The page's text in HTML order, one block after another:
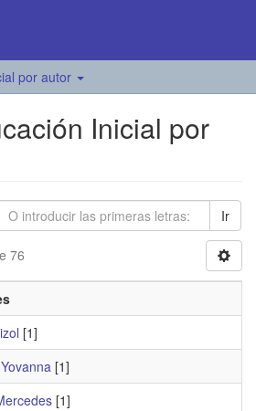
por autor
Inicial por
Ir
76
[1]
[1]
[1]